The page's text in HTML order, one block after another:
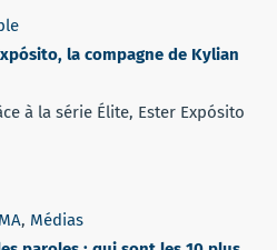
la compagne de Kylian
à la série Élite, Ester Expósito
, Médias